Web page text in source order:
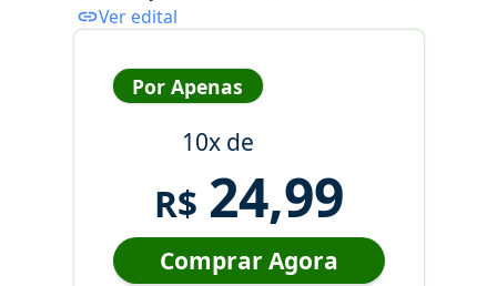
Ver edital
Por Apenas
10x de
R$ 24,99
Comprar Agora